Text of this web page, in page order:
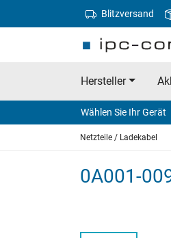
Blitzversand
Hersteller
Wählen Sie Ihr Gerät
Netzteile / Ladekabel
0A001-